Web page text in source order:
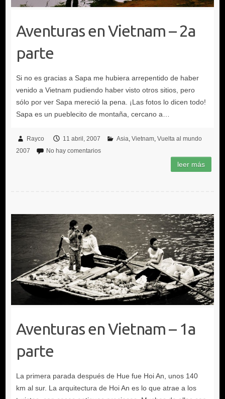
Aventuras en Vietnam – 2a
parte
Rayco 11 abril, 2007 Asia Vietnam Vuelta al mundo
2007
No hay comentarios
Aventuras en Vietnam – 1a
parte